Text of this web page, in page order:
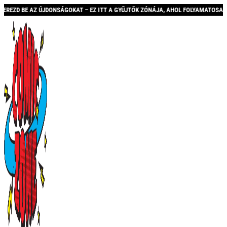
– EZ ITT A GYŰJTŐK ZÓNÁJA, AHOL FOLYAMATOSAN BŐVÜLŐ